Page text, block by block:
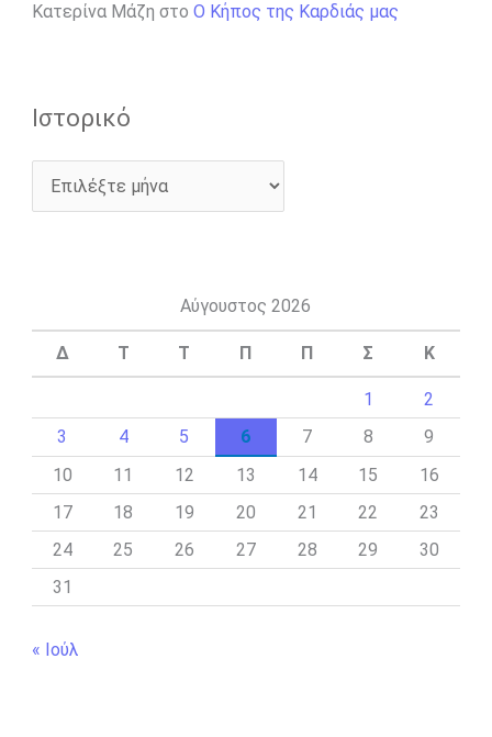
Κατερίνα Μάζη στο Ο Κήπος της Καρδιάς μας
Ιστορικό
Αύγουστος 2026
Δ Τ Τ Π Π Σ Κ
1
2
3
4 5 6 7 8
9
10
11 12 13 14 15
16
17
18 19 20 21 22
23
24
25 26 27 28 29
30
31
« Ιούλ